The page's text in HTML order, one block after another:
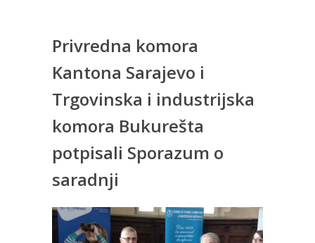
Privredna komora
Kantona Sarajevo i
Trgovinska i industrijska
komora Bukurešta
potpisali Sporazum o
saradnji